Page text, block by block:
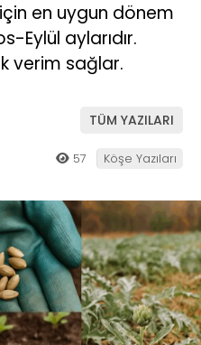
en uygun dönem
Eylül aylarıdır.
verim sağlar.
TÜM YAZILARI
57 Köşe Yazıları